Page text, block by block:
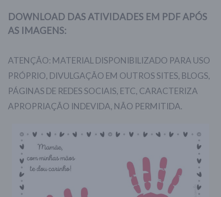
DOWNLOAD DAS ATIVIDADES EM PDF APÓS
AS IMAGENS:
ATENÇÃO: MATERIAL DISPONIBILIZADO PARA USO
PRÓPRIO, DIVULGAÇÃO EM OUTROS SITES, BLOGS,
PÁGINAS DE REDES SOCIAIS, ETC, CARACTERIZA
APROPRIAÇÃO INDEVIDA, NÃO PERMITIDA.